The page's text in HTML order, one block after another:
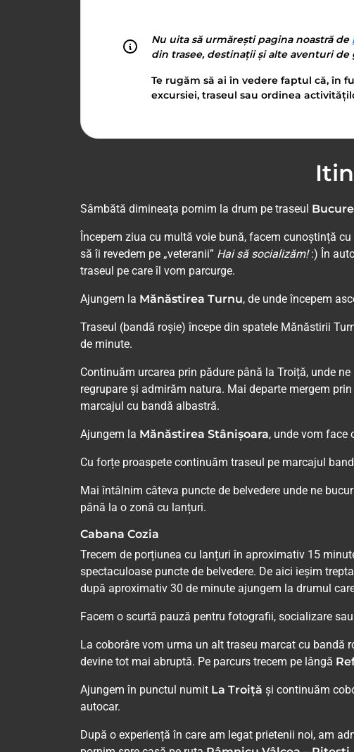
Nu uita să urmărești pagina noastră de
din trasee, destinații și alte aventuri de
Te rugăm să ai în vedere faptul că, în
excursiei, traseul sau ordinea
Sâmbătă dimineața pornim la drum pe traseul
Începem ziua cu multă voie bună, facem cunoștință
să îi revedem pe „veteranii” Hai să socializăm!:) În
traseul pe care îl vom parcurge.
Ajungem la Mănăstirea Turnu, de unde începem
Traseul (bandă roșie) începe din spatele Mănăstirii
de minute.
Continuăm urcarea prin pădure până la Troiță, unde
regrupare și admirăm natura. Mai departe mergem
marcajul cu bandă albastră.
Ajungem la Mănăstirea Stânișoara, unde vom face
Cu forțe proaspete continuăm traseul pe marcajul
Mai întâlnim câteva puncte de belvedere unde ne
până la o zonă cu lanțuri.
Cabana Cozia
Trecem de porțiunea cu lanțuri în aproximativ 15
spectaculoase puncte de belvedere. De aici ieșim
după aproximativ 30 de minute ajungem la drumul
Facem o scurtă pauză pentru fotografii, socializare
La coborâre vom urma un alt traseu marcat cu bandă
devine tot mai abruptă. Pe parcurs trecem pe lângă
Ajungem în punctul numit La Troiță și continuăm
autocar.
După o experiență în care am legat prietenii noi, am